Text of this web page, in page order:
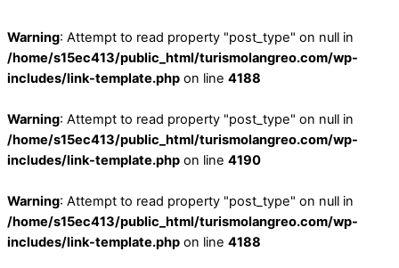
Warning: Attempt to read property "post_type" on null in
/home/s15ec413/public_html/turismolangreo.com/wp-
includes/link-template.php on line 4188
Warning: Attempt to read property "post_type" on null in
/home/s15ec413/public_html/turismolangreo.com/wp-
includes/link-template.php on line 4190
Warning: Attempt to read property "post_type" on null in
/home/s15ec413/public_html/turismolangreo.com/wp-
includes/link-template.php on line 4188